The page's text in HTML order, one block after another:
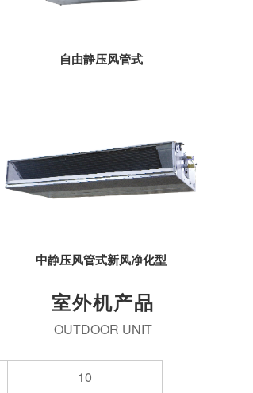
自由静压风管式
中静压风管式新风净化型
室外机产品
OUTDOOR UNIT
10